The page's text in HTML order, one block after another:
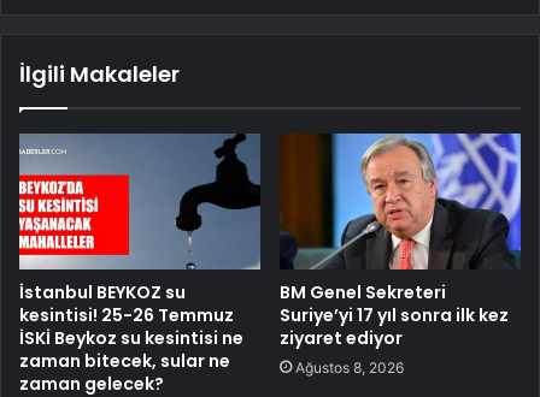
İlgili Makaleler
İstanbul BEYKOZ su
kesintisi! 25-26 Temmuz
İSKİ Beykoz su kesintisi ne
zaman bitecek, sular ne
zaman gelecek?
BM Genel Sekreteri
Suriye’yi 17 yıl sonra ilk kez
ziyaret ediyor
Ağustos 8, 2026